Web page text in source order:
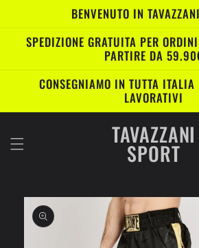
direttamenteBENVENUTO IN
SPEDIZIONE GRATUITA PER
PARTIRE DA
CONSEGNIAMO IN TUTTA
LAVORATIVI
TAVAZZANI
SPORT
Passa alle
informazioni
sul prodotto